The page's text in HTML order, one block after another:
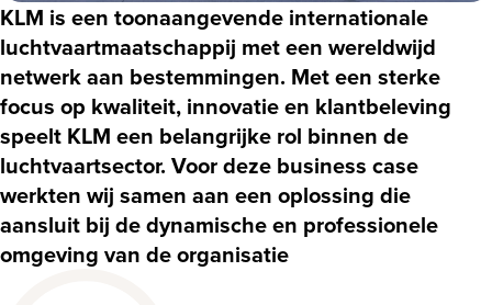
KLM is een toonaangevende internationale
luchtvaartmaatschappij met een wereldwijd
netwerk aan bestemmingen. Met een sterke
focus op kwaliteit, innovatie en klantbeleving
speelt KLM een belangrijke rol binnen de
luchtvaartsector. Voor deze business case
werkten wij samen aan een oplossing die
aansluit bij de dynamische en professionele
omgeving van de organisatie